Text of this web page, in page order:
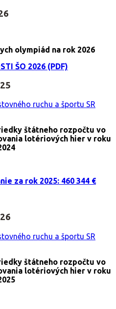
olympiád na rok 2026
ŠO 2026 (PDF)
štátneho rozpočtu vo
lotériových hier v roku
za rok 2025: 460 344 €
štátneho rozpočtu vo
lotériových hier v roku